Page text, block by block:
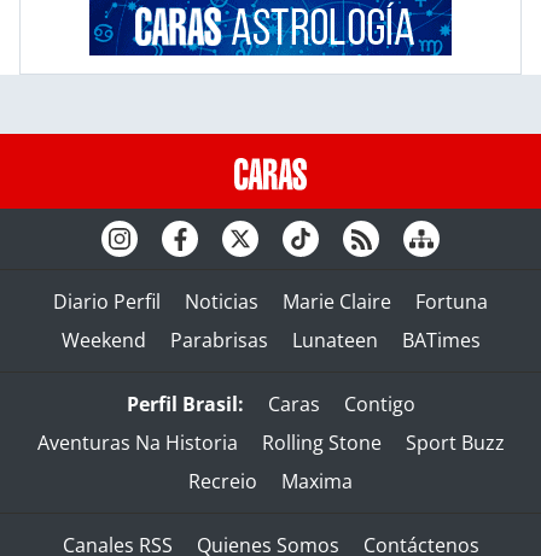
Diario Perfil Noticias Marie Claire
Fortuna
Weekend
Parabrisas Lunateen BATimes
Perfil Brasil: Caras
Contigo
Aventuras Na Historia
Rolling Stone
Sport Buzz
Recreio
Maxima
Canales RSS Quienes Somos Contáctenos